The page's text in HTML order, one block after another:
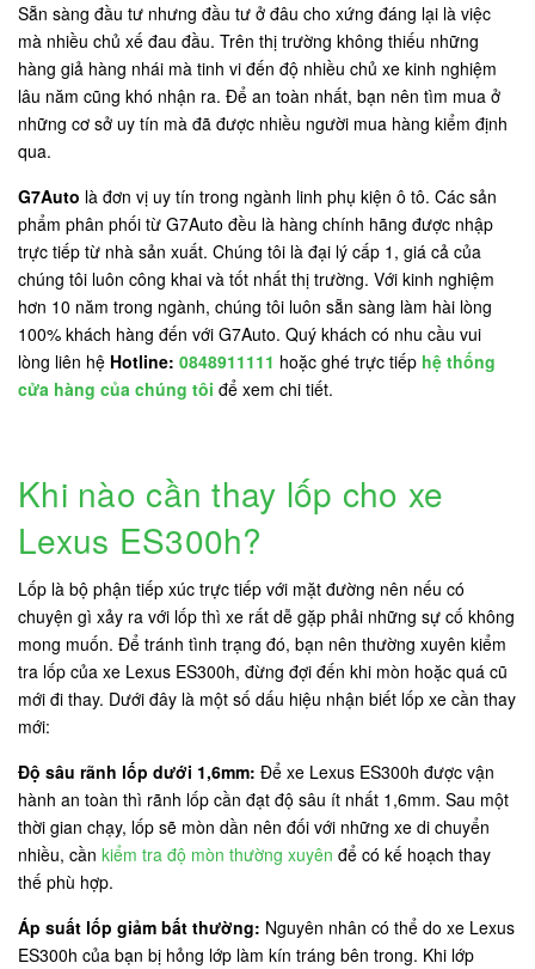
Sẵn sàng đầu tư nhưng đầu tư ở đâu cho xứng đáng lại là việc
mà nhiều chủ xế đau đầu. Trên thị trường không thiếu những
hàng giả hàng nhái mà tinh vi đến độ nhiều chủ xe kinh nghiệm
lâu năm cũng khó nhận ra. Để an toàn nhất, bạn nên tìm mua ở
những cơ sở uy tín mà đã được nhiều người mua hàng kiểm định
qua.
G7Auto là đơn vị uy tín trong ngành linh phụ kiện ô tô. Các sản
phẩm phân phối từ G7Auto đều là hàng chính hãng được nhập
trực tiếp từ nhà sản xuất. Chúng tôi là đại lý cấp 1, giá cả của
chúng tôi luôn công khai và tốt nhất thị trường. Với kinh nghiệm
hơn 10 năm trong ngành, chúng tôi luôn sẵn sàng làm hài lòng
100% khách hàng đến với G7Auto. Quý khách có nhu cầu vui
lòng liên hệ Hotline: 0848911111 hoặc ghé trực tiếp hệ thống
cửa hàng của chúng tôi để xem chi tiết.
Khi nào cần thay lốp cho xe
Lexus ES300h?
Lốp là bộ phận tiếp xúc trực tiếp với mặt đường nên nếu có
chuyện gì xảy ra với lốp thì xe rất dễ gặp phải những sự cố không
mong muốn. Để tránh tình trạng đó, bạn nên thường xuyên kiểm
tra lốp của xe Lexus ES300h, đừng đợi đến khi mòn hoặc quá cũ
mới đi thay. Dưới đây là một số dấu hiệu nhận biết lốp xe cần thay
mới:
Độ sâu rãnh lốp dưới 1,6mm: Để xe Lexus ES300h được vận
hành an toàn thì rãnh lốp cần đạt độ sâu ít nhất 1,6mm. Sau một
thời gian chạy, lốp sẽ mòn dần nên đối với những xe di chuyển
nhiều, cần kiểm tra độ mòn thường xuyên để có kế hoạch thay
thế phù hợp.
Áp suất lốp giảm bất thường: Nguyên nhân có thể do xe Lexus
ES300h của bạn bị hỏng lớp làm kín tráng bên trong. Khi lớp